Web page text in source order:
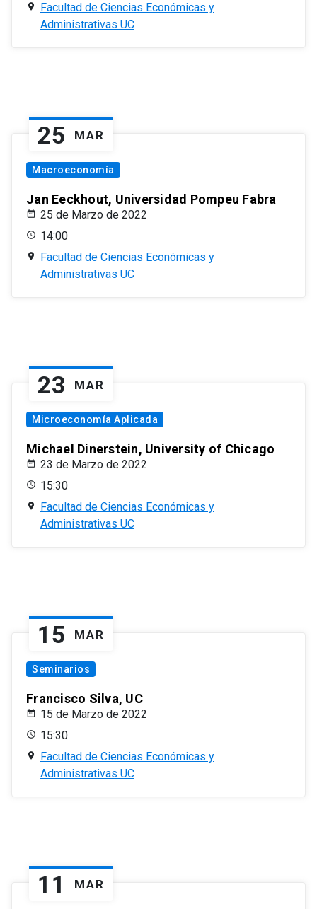
Facultad de Ciencias Económicas y
Administrativas UC
25 MAR
Macroeconomía
Jan Eeckhout, Universidad Pompeu Fabra
25 de Marzo de 2022
14:00
Facultad de Ciencias Económicas y
Administrativas UC
23 MAR
Microeconomía Aplicada
Michael Dinerstein, University of Chicago
23 de Marzo de 2022
15:30
Facultad de Ciencias Económicas y
Administrativas UC
15 MAR
Seminarios
Francisco Silva, UC
15 de Marzo de 2022
15:30
Facultad de Ciencias Económicas y
Administrativas UC
11 MAR